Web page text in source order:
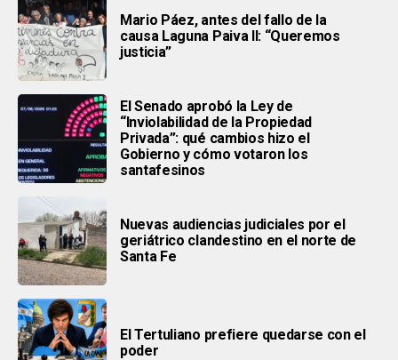
Mario Páez, antes del fallo de la
causa Laguna Paiva II: “Queremos
justicia”
El Senado aprobó la Ley de
“Inviolabilidad de la Propiedad
Privada”: qué cambios hizo el
Gobierno y cómo votaron los
santafesinos
Nuevas audiencias judiciales por el
geriátrico clandestino en el norte de
Santa Fe
El Tertuliano prefiere quedarse con el
poder